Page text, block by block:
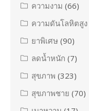
ความงาม (66)
ความดันโลหิตสูง
ยาพิเศษ (90)
ลดน้ำหนัก (7)
สุขภาพ (323)
สุขภาพชาย (70)